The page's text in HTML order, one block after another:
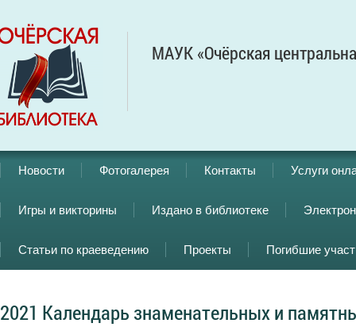
МАУК «Очёрская
Новости Фотогалерея Контакты Услуги
Игры и викторины Издано в библиотеке
Статьи по краеведению Проекты Погибшие
2021 Календарь знаменательных и